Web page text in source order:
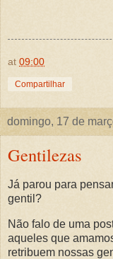
at 09:00
Compartilhar
domingo, 17 de
Gentilezas
Já parou para
gentil?
Não falo de uma
aqueles que
retribuem nossas